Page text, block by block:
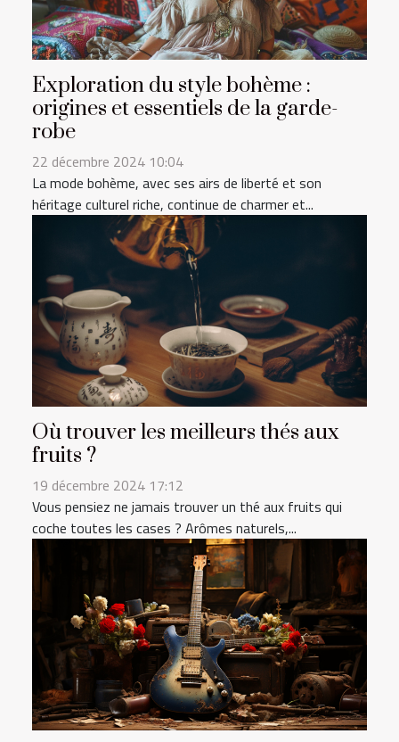
Exploration du style bohème :
origines et essentiels de la garde-
robe
22 décembre 2024 10:04
La mode bohème, avec ses airs de liberté et son
héritage culturel riche, continue de charmer et...
Où trouver les meilleurs thés aux
fruits ?
19 décembre 2024 17:12
Vous pensiez ne jamais trouver un thé aux fruits qui
coche toutes les cases ? Arômes naturels,...